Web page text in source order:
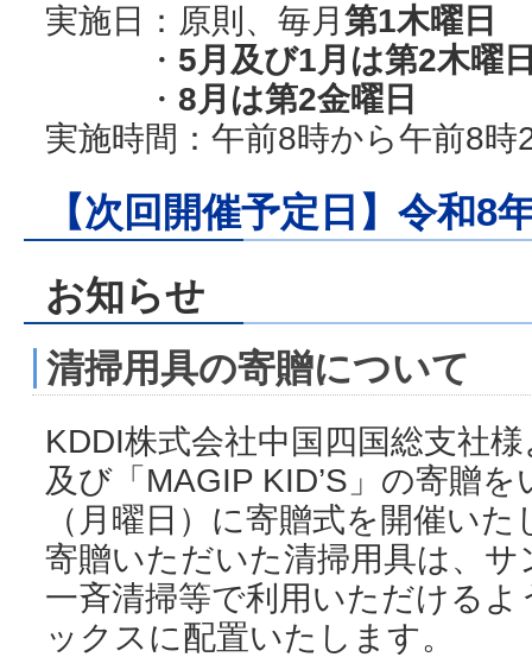
実施日：原則、毎月 第1木曜日
・ 5月及び1月は第2木曜
・ 8月は第2金曜日
実施時間：午前8時から午前8時
【次回開催予定日】令和8
お知らせ
清掃用具の寄贈について
KDDI株式会社中国四国総支社
及び「MAGIP KID’S」の寄贈
（月曜日）に寄贈式を開催い
寄贈いただいた清掃用具は、
一斉清掃等で利用いただける
ックスに配置いたします。